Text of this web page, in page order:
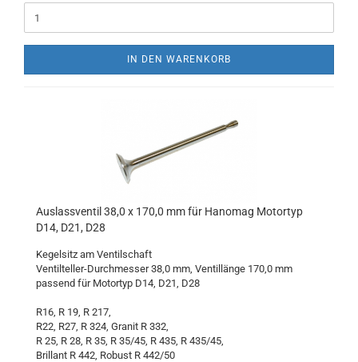
IN DEN WARENKORB
Auslassventil 38,0 x 170,0 mm für Hanomag Motortyp
D14, D21, D28
Kegelsitz am Ventilschaft
Ventilteller-Durchmesser 38,0 mm, Ventillänge 170,0 mm
passend für Motortyp D14, D21, D28
R16, R 19, R 217,
R22, R27, R 324, Granit R 332,
R 25, R 28, R 35, R 35/45, R 435, R 435/45,
Brillant R 442, Robust R 442/50